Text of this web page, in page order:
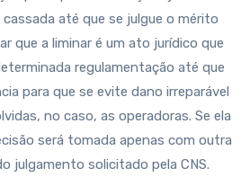
até que se julgue o mérito
que a liminar é um ato jurídico que
regulamentação até que
para que se evite dano irreparável
no caso, as operadoras. Se ela
será tomada apenas com outra
julgamento solicitado pela CNS.